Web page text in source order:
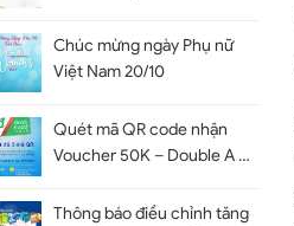
Chúc mừng ngày Phụ nữ
Việt Nam 20/10
Quét mã QR code nhận
Voucher 50K – Double A A4
Thông báo điều chỉnh tăng